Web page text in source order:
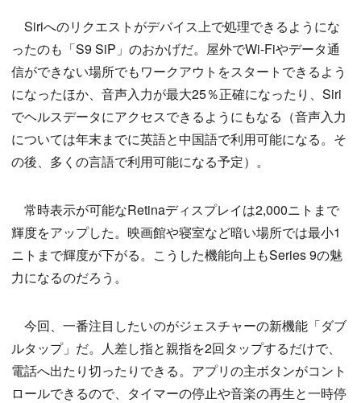
Siriへのリクエストがデバイス上で処理できるようにな
ったのも「S9 SiP」のおかげだ。屋外でWi-Fiやデータ通
信ができない場所でもワークアウトをスタートできるよう
になったほか、音声入力が最大25％正確になったり、Siri
でヘルスデータにアクセスできるようにもなる（音声入力
については年末までに英語と中国語で利用可能になる。そ
の後、多くの言語で利用可能になる予定）。
常時表示が可能なRetinaディスプレイは2,000ニトまで
輝度をアップした。映画館や寝室など暗い場所では最小1
ニトまで輝度が下がる。こうした機能向上もSeries 9の魅
力になるのだろう。
今回、一番注目したいのがジェスチャーの新機能「ダブ
ルタップ」だ。人差し指と親指を2回タップするだけで、
電話へ出たり切ったりできる。アプリの主ボタンがコント
ロールできるので、タイマーの停止や音楽の再生と一時停